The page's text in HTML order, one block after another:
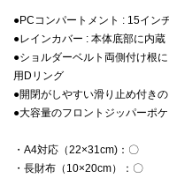
●PCコンパートメント : 15イン
●レインカバー : 本体底部に内蔵
●ショルダーベルト両側付け根
用Dリング
●開閉がしやすい滑り止め付き
●大容量のフロントジッパーポケ
・A4対応（22×31cm)：〇
・長財布（10×20cm）：〇